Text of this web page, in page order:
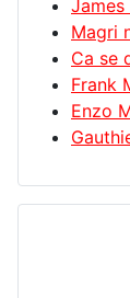
James
Magri
Ca se
Frank
Enzo